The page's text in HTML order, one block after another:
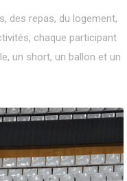
des repas, du logement,
chaque participant
un short, un ballon et un